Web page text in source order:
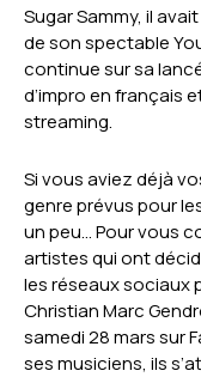
Sugar Sammy, il
de son spectable
continue sur sa
d’impro en français
streaming.
Si vous aviez déjà
genre prévus pour
un peu… Pour vous
artistes qui ont
les réseaux sociaux
Christian Marc
samedi 28 mars sur
ses musiciens, ils